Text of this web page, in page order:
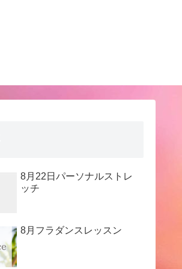
8月22日パーソナルストレ
ッチ
8月フラダンスレッスン